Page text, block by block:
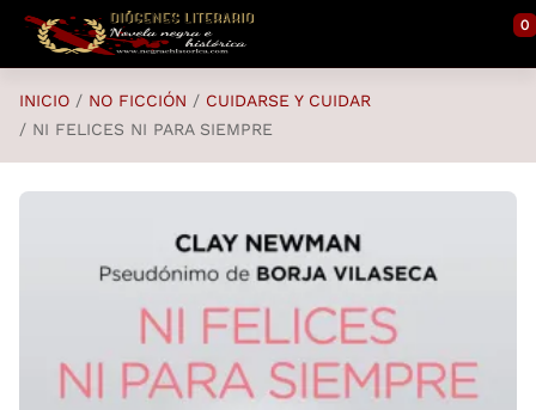
Saltar al contenido principal
0
INICIO NO FICCIÓN
CUIDARSE Y CUIDAR
NI FELICES NI PARA SIEMPRE